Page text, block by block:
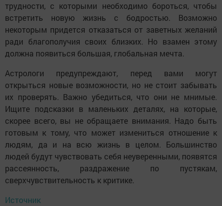
трудности, с которыми необходимо бороться, чтобы
встретить новую жизнь с бодростью. Возможно
некоторым придется отказаться от заветных желаний
ради благополучия своих близких. Но взамен этому
должна появиться большая, глобальная мечта.
Астрологи предупреждают, перед вами могут
открыться новые возможности, но не стоит забывать
их проверять. Важно убедиться, что они не мнимые.
Ищите подсказки в маленьких деталях, на которые,
скорее всего, вы не обращаете внимания. Надо быть
готовым к тому, что может измениться отношение к
людям, да и на всю жизнь в целом. Большинство
людей будут чувствовать себя неуверенными, появятся
рассеянность, раздражение по пустякам,
сверхчувствительность к критике.
Источник